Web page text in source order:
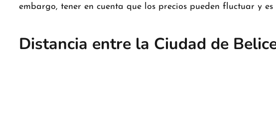
embargo, tener en cuenta que los precios pueden fluctuar y
Distancia entre la Ciudad de